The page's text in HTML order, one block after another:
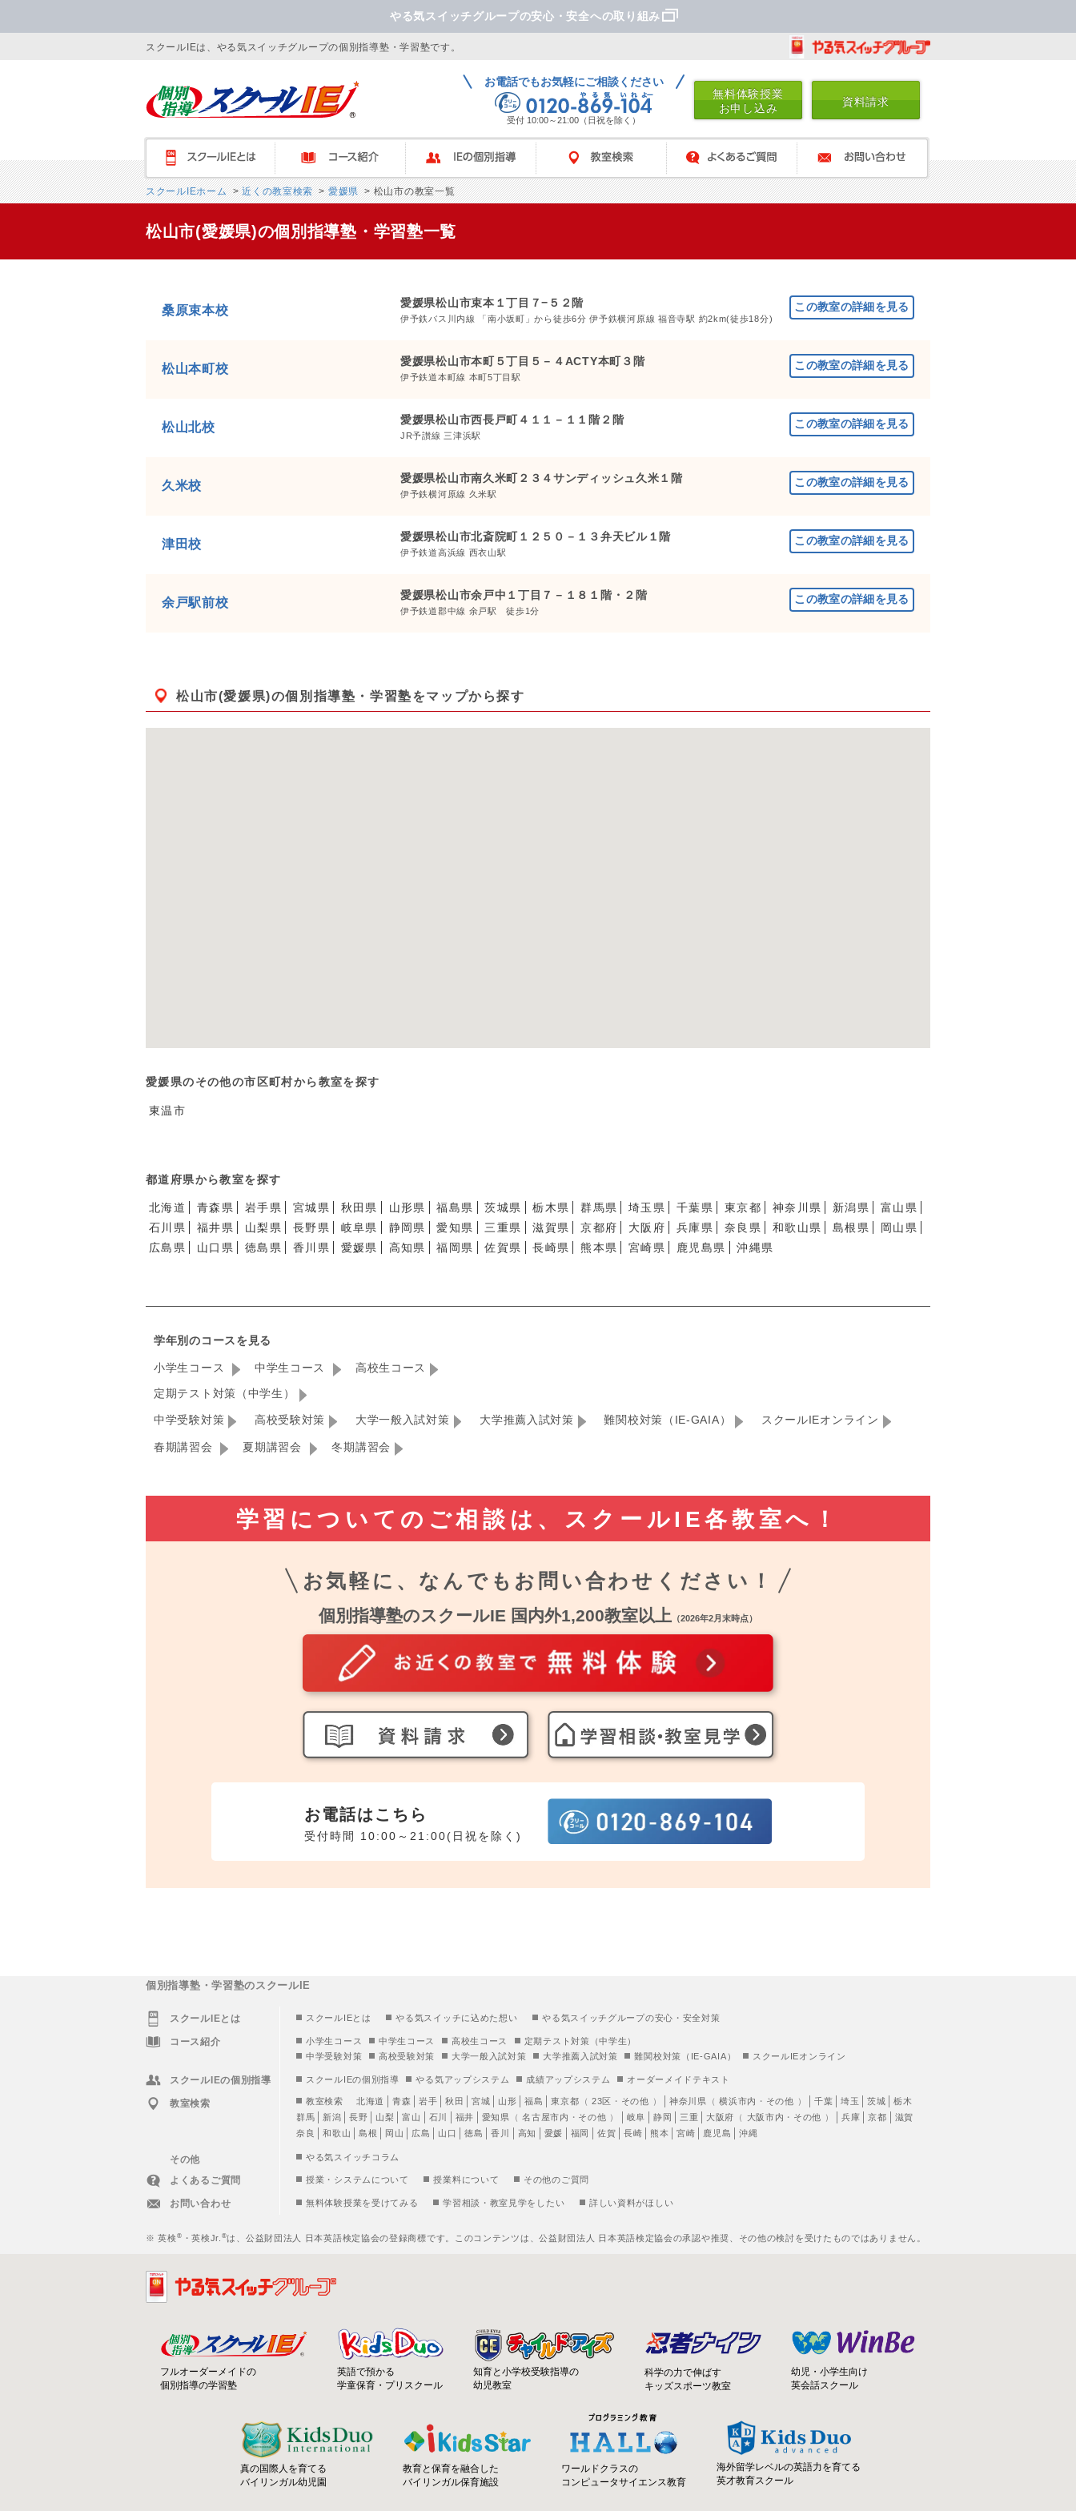
やる気スイッチグループの安心・安全への取り組み
スクールIEは、やる気スイッチグループの個別指導塾・学習塾です。
お電話でもお気軽にご相談ください
受付 10:00～21:00（日祝を除く）
無料体験授業
お申し込み
資料請求
スクールIEとは コース紹介 IEの個別指導 教室検索 よくあるご質問 お問い合わせ
スクールIEホーム>近くの教室検索>愛媛県> 松山市の教室一覧
松山市(愛媛県)の個別指導塾・学習塾一覧
桑原束本校
愛媛県松山市束本１丁目７−５２階
伊予鉄バス川内線 「南小坂町」から徒歩6分 伊予鉄横河原線 福音寺駅 約2km(徒歩18分)
松山本町校
愛媛県松山市本町５丁目５－４ACTY本町３階
伊予鉄道本町線 本町5丁目駅
松山北校
愛媛県松山市西長戸町４１１－１１階２階
JR予讃線 三津浜駅
久米校
愛媛県松山市南久米町２３４サンディッシュ久米１階
伊予鉄横河原線 久米駅
津田校
愛媛県松山市北斎院町１２５０－１３弁天ビル１階
伊予鉄道高浜線 西衣山駅
余戸駅前校
愛媛県松山市余戸中１丁目７－１８１階・２階
伊予鉄道郡中線 余戸駅 徒歩1分
松山市(愛媛県)の個別指導塾・学習塾をマップから探す
愛媛県のその他の市区町村から教室を探す
東温市
都道府県から教室を探す
北海道 青森県 岩手県 宮城県 秋田県 山形県 福島県 茨城県 栃木県 群馬県 埼玉県 千葉県 東京都 神奈川県 新潟県
富山県
石川県
福井県 山梨県 長野県 岐阜県 静岡県 愛知県 三重県 滋賀県 京都府 大阪府 兵庫県 奈良県 和歌山県 島根県
岡山県
広島県
山口県 徳島県 香川県 愛媛県 高知県 福岡県 佐賀県 長崎県 熊本県 宮崎県 鹿児島県 沖縄県
学年別のコースを見る
小学生コース 中学生コース
高校生コース
定期テスト対策（中学生）
中学受験対策 高校受験対策 大学一般入試対策 大学推薦入試対策 難関校対策（IE-GAIA） スクールIEオンライン
春期講習会 夏期講習会 冬期講習会
学習についてのご相談は、 スクールIE各教室へ！
お気軽に、なんでも お問い合わせください！
個別指導塾のスクールIE 国内外1,200教室以上 （2026年2月末時点）
お電話はこちら
受付時間 10:00～21:00(日祝を除く)
個別指導塾・学習塾のスクールIE
スクールIEとは スクールIEとは やる気スイッチに込めた想い やる気スイッチグループの安心・安全対策
コース紹介 小学生コース 中学生コース 高校生コース
定期テスト対策（中学生）
中学受験対策
高校受験対策 大学一般入試対策 大学推薦入試対策 難関校対策（IE-GAIA） スクールIEオンライン
スクールIEの個別指導 スクールIEの個別指導 やる気アップシステム 成績アップシステム オーダーメイドテキスト
教室検索 教室検索 北海道 青森 岩手 秋田 宮城 山形 福島 東京都 （ 23区 ・ その他 ） 神奈川県 （横浜市内 ・ その他 ） 千葉 埼玉 茨城
栃木
群馬
新潟 長野 山梨 富山 石川 福井 愛知県 （名古屋市内 ・ その他 ） 岐阜 静岡 三重 大阪府 （ 大阪市内 ・ その他 ） 兵庫 京都
滋賀
奈良
和歌山 島根 岡山 広島 山口 徳島 香川 高知 愛媛 福岡 佐賀 長崎 熊本 宮崎 鹿児島 沖縄
その他 やる気スイッチコラム
よくあるご質問 授業・システムについて 授業料について その他のご質問
お問い合わせ 無料体験授業を受けてみる 学習相談・教室見学をしたい 詳しい資料がほしい
※ 英検 ® ・英検Jr. ®は、公益財団法人 日本英語検定協会の登録商標です。このコンテンツは、公益財団法人 日本英語検定協会の承認や推奨、その他の検討を受けたものではありません。
フルオーダーメイドの
個別指導の学習塾
英語で預かる
学童保育・プリスクール
知育と小学校受験指導の
幼児教室
科学の力で伸ばす
キッズスポーツ教室
幼児・小学生向け
英会話スクール
真の国際人を育てる
バイリンガル幼児園
教育と保育を融合した
バイリンガル保育施設
ワールドクラスの
コンピュータサイエンス教育
海外留学レベルの英語力を育てる
英才教育スクール